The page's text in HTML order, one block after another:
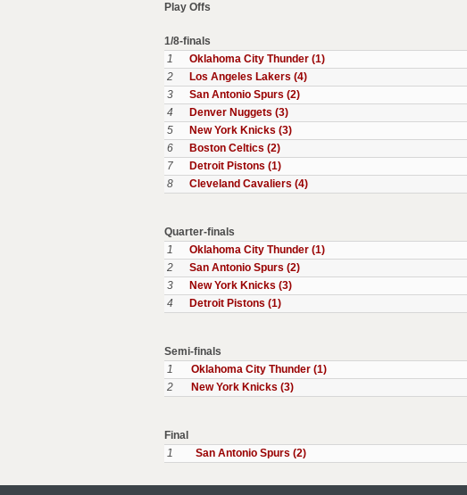
Play Offs
1/8-finals
1
Oklahoma City Thunder (1)
2
Los Angeles Lakers (4)
3
San Antonio Spurs (2)
4
Denver Nuggets (3)
5
New York Knicks (3)
6
Boston Celtics (2)
7
Detroit Pistons (1)
8
Cleveland Cavaliers (4)
Quarter-finals
1
Oklahoma City Thunder (1)
2
San Antonio Spurs (2)
3
New York Knicks (3)
4
Detroit Pistons (1)
Semi-finals
1
Oklahoma City Thunder (1)
2
New York Knicks (3)
Final
1
San Antonio Spurs (2)